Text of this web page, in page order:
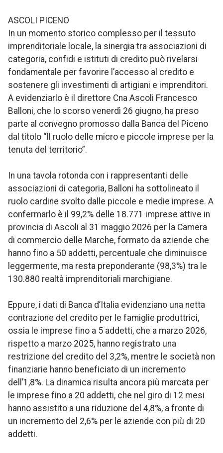
ASCOLI PICENO
In un momento storico complesso per il tessuto
imprenditoriale locale, la sinergia tra associazioni di
categoria, confidi e istituti di credito può rivelarsi
fondamentale per favorire l’accesso al credito e
sostenere gli investimenti di artigiani e imprenditori.
A evidenziarlo è il direttore Cna Ascoli Francesco
Balloni, che lo scorso venerdì 26 giugno, ha preso
parte al convegno promosso dalla Banca del Piceno
dal titolo “Il ruolo delle micro e piccole imprese per la
tenuta del territorio”.
In una tavola rotonda con i rappresentanti delle
associazioni di categoria, Balloni ha sottolineato il
ruolo cardine svolto dalle piccole e medie imprese. A
confermarlo è il 99,2% delle 18.771 imprese attive in
provincia di Ascoli al 31 maggio 2026 per la Camera
di commercio delle Marche, formato da aziende che
hanno fino a 50 addetti, percentuale che diminuisce
leggermente, ma resta preponderante (98,3%) tra le
130.880 realtà imprenditoriali marchigiane.
Eppure, i dati di Banca d’Italia evidenziano una netta
contrazione del credito per le famiglie produttrici,
ossia le imprese fino a 5 addetti, che a marzo 2026,
rispetto a marzo 2025, hanno registrato una
restrizione del credito del 3,2%, mentre le società non
finanziarie hanno beneficiato di un incremento
dell’1,8%. La dinamica risulta ancora più marcata per
le imprese fino a 20 addetti, che nel giro di 12 mesi
hanno assistito a una riduzione del 4,8%, a fronte di
un incremento del 2,6% per le aziende con più di 20
addetti.